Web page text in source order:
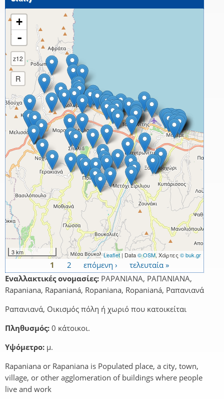
+
-
z12
R
3 km Leaflet | Data© OSM, Χάρτες © buk.gr
Σελίδες
1 2 επόμενη ›
τελευταία »
Εναλλακτικές ονομασίες: PAPANIANA, PAΠANIANA,
Rapaniana, Rapanianá, Ropaniana, Ropanianá, Ραπανιανά
Ραπανιανά, Οικισμός πόλη ή χωριό που κατοικείται
Πληθυσμός: 0 κάτοικοι.
Υψόμετρο: μ.
Rapaniana or Rapaniana is Populated place, a city, town,
village, or other agglomeration of buildings where people
live and work